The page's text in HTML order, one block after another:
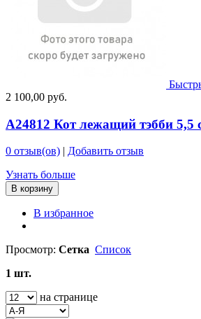
2 100,00 руб.
A24812 Кот лежащий тэбби 5,5
0 отзыв(ов) | Добавить отзыв
Узнать больше
В корзину
В избранное
Просмотр: Сетка Список
1 шт.
на странице